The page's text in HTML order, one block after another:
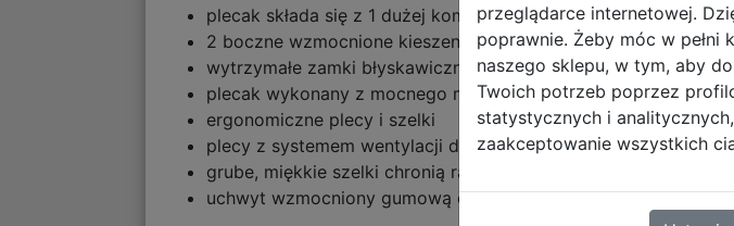
plecak składa się z 1 dużej komory i 2 obszernych przedniej
2 boczne wzmocnione kieszenie siatkowe na butelkę z
wytrzymałe zamki błyskawiczne,
plecak wykonany z mocnego materiału poliestrowego 600D
ergonomiczne plecy i szelki
plecy z systemem wentylacji dla większego komfortu
grube, miękkie szelki chronią ramiona- regulowane szelki
uchwyt wzmocniony gumową opaską powalające zawiesić
przeglądarce internetowej.
poprawnie. Żeby móc w pełni
naszego sklepu, w tym, aby
Twoich potrzeb poprzez
statystycznych i
zaakceptowanie wszystkich